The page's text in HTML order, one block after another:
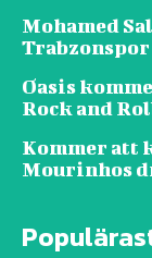
Mohamed
Trabzonspor
Oasis
Rock and
Kommer att
Mourinhos